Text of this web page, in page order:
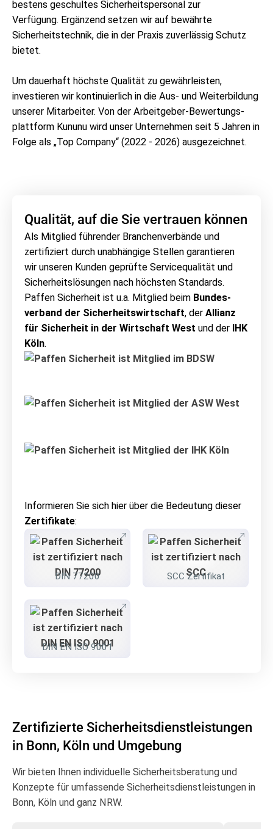
bestens geschultes Sicherheitspersonal zur
Verfügung. Ergänzend setzen wir auf bewährte
Sicherheitstechnik, die in der Praxis zuverlässig Schutz
bietet.
Um dauerhaft höchste Qualität zu gewährleisten,
investieren wir kontinuierlich in die Aus- und Weiterbildung
unserer Mitarbeiter. Von der Arbeitgeber-Bewertungs­
plattform Kununu wird unser Unternehmen seit 5 Jahren in
Folge als „Top Company“ (2022 - 2026) ausgezeichnet.
Qualität, auf die Sie vertrauen können
Als Mitglied führender Branchenverbände und
zertifiziert durch unabhängige Stellen garantieren
wir unseren Kunden geprüfte Servicequalität und
Sicherheitslösungen nach höchsten Standards.
Paffen Sicherheit ist u.a. Mitglied beim Bundes­
verband der Sicherheits­wirtschaft, der Allianz
für Sicherheit in der Wirtschaft West und der IHK
Köln.
Informieren Sie sich hier über die Bedeutung dieser
Zertifikate:
DIN 77200 SCC Zertifikat
DIN EN ISO 9001
Zertifizierte Sicherheits­dienstleistungen
in Bonn, Köln und Umgebung
Wir bieten Ihnen individuelle Sicherheitsberatung und
Konzepte für umfassende Sicherheits­dienstleistungen in
Bonn, Köln und ganz NRW.